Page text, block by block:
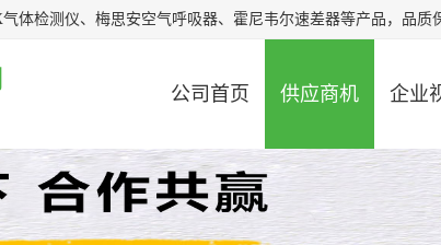
公司首页 供应商机 企业